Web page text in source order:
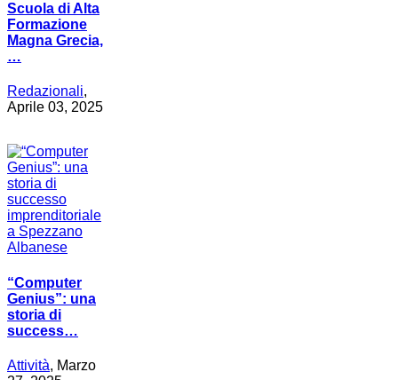
Scuola di Alta
Formazione
Magna Grecia,
…
Redazionali,
Aprile 03, 2025
“Computer
Genius”: una
storia di
success…
Attività, Marzo